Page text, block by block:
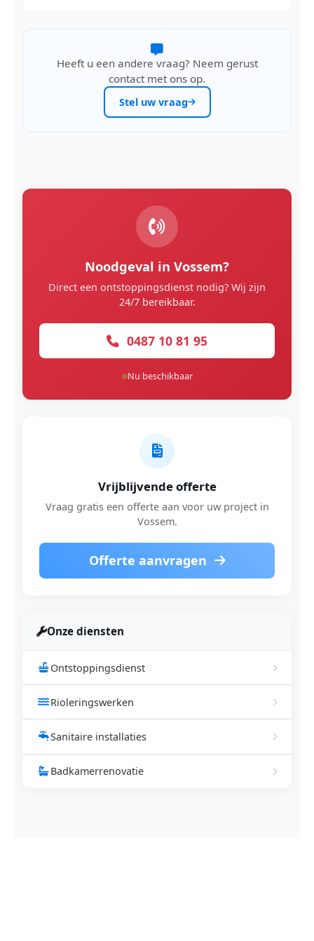
Heeft u een andere vraag? Neem gerust
contact met ons op.
Stel uw vraag
Noodgeval in Vossem?
Direct een ontstoppingsdienst nodig? Wij zijn
24/7 bereikbaar.
0487 10 81 95
Nu beschikbaar
Vrijblijvende offerte
Vraag gratis een offerte aan voor uw project in
Vossem.
Offerte aanvragen
Onze diensten
Ontstoppingsdienst
Rioleringswerken
Sanitaire installaties
Badkamerrenovatie